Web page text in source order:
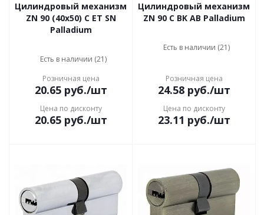
Цилиндровый механизм
ZN 90 (40x50) C ET SN
Palladium
Есть в наличии (21)
Розничная цена
20.65руб./шт
Цена по дисконту
20.65руб./шт
Цилиндровый механизм
ZN 90 C BK AB Palladium
Есть в наличии (21)
Розничная цена
24.58руб./шт
Цена по дисконту
23.11 руб./шт